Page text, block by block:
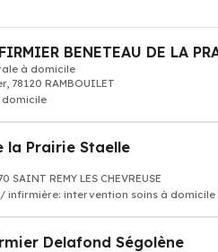
à domicile
78120 RAMBOUILET
domicile
la Prairie Staelle
SAINT REMY LES CHEVREUSE
infirmière: intervention soins à domicile
Delafond Ségolène